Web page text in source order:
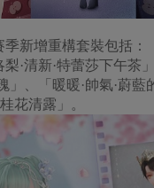
新增重構套裝包括：
·清新·特蕾莎下午茶
」、「暖暖·帥氣·蔚藍
花清露」。